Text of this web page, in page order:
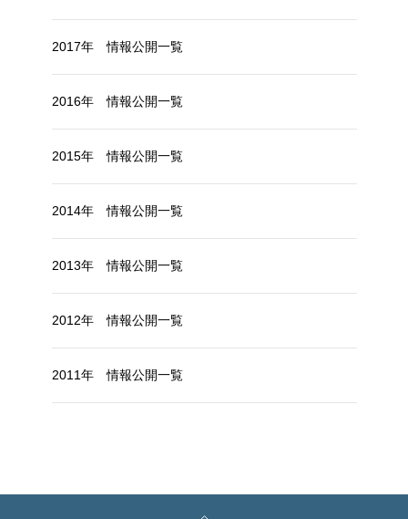
2017年 情報公開一覧
2016年 情報公開一覧
2015年 情報公開一覧
2014年 情報公開一覧
2013年 情報公開一覧
2012年 情報公開一覧
2011年 情報公開一覧